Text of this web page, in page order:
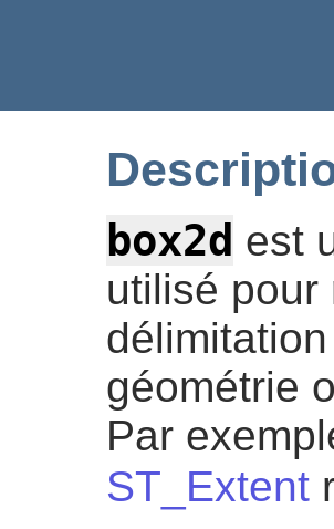
box2d est
utilisé pour
géométrie
Par
ST_Extent